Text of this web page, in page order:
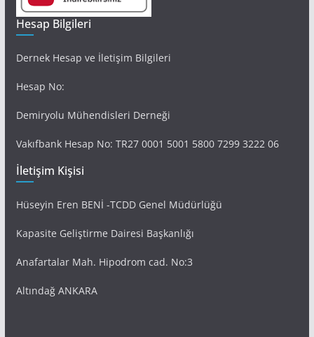
Hesap Bilgileri
Dernek Hesap ve İletişim Bilgileri
Hesap No:
Demiryolu Mühendisleri Derneği
Vakıfbank Hesap No: TR27 0001 5001 5800 7299 3222 06
İletişim Kişisi
Hüseyin Eren BENİ -TCDD Genel Müdürlüğü
Kapasite Geliştirme Dairesi Başkanlığı
Anafartalar Mah. Hipodrom cad. No:3
Altındağ ANKARA